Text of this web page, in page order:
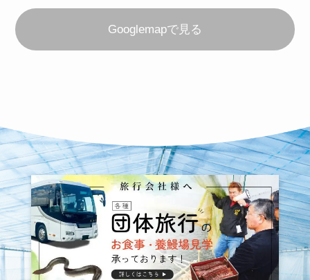
Googlemapで見る